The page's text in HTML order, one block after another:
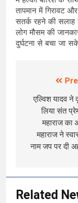
तापमान में गिरावट
सतर्क रहने की सलाह
लोग मौसम की
दुर्घटना से बचा जा
एल्विश यादव ने
लिया संत
महाराज का
महाराज ने
नाम जप पर दी
Related